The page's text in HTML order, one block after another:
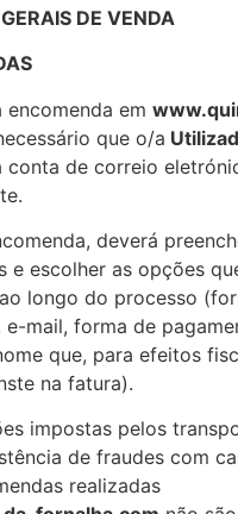
DE VENDA
encomenda em
que o/a
conta de correio
deverá
e escolher as opções
longo do processo
e-mail, forma de
que, para efeitos
na fatura).
impostas pelos
de fraudes com
realizadas